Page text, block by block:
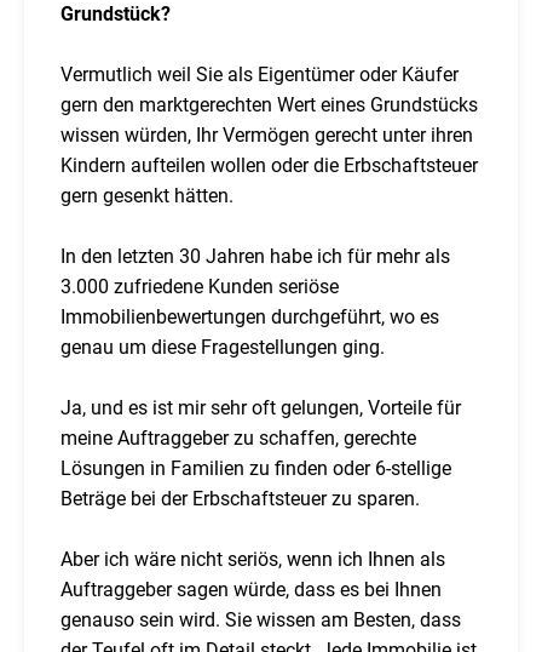
Grundstück?
Vermutlich weil Sie als Eigentümer oder Käufer
gern den marktgerechten Wert eines Grundstücks
wissen würden, Ihr Vermögen gerecht unter ihren
Kindern aufteilen wollen oder die Erbschaftsteuer
gern gesenkt hätten.
In den letzten 30 Jahren habe ich für mehr als
3.000 zufriedene Kunden seriöse
Immobilienbewertungen durchgeführt, wo es
genau um diese Fragestellungen ging.
Ja, und es ist mir sehr oft gelungen, Vorteile für
meine Auftraggeber zu schaffen, gerechte
Lösungen in Familien zu finden oder 6-stellige
Beträge bei der Erbschaftsteuer zu sparen.
Aber ich wäre nicht seriös, wenn ich Ihnen als
Auftraggeber sagen würde, dass es bei Ihnen
genauso sein wird. Sie wissen am Besten, dass